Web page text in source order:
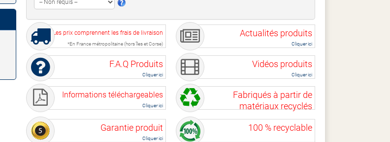
Les prix comprennent les frais de livraison
*En France métropolitaine (hors îles et Corse)
Actualités produits
Cliquer ici
F.A.Q Produits
Cliquer ici
Vidéos produits
Cliquer ici
Informations téléchargeables
Cliquer ici
Fabriqués à partir de
matériaux recyclés
Garantie produit
Cliquer ici
100 % recyclable